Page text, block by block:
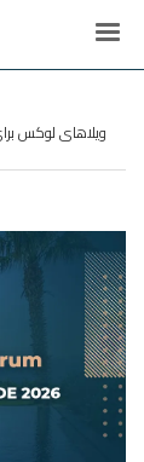
ویلاهای لوکس برای فروش در بدروم ۲۰۲۶: